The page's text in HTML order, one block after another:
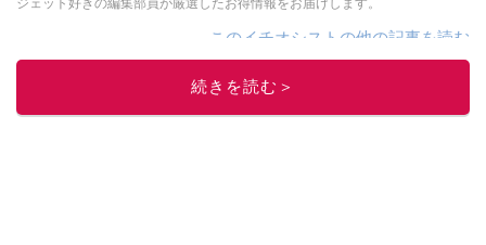
ジェット好きの編集部員が厳選したお得情報をお届けします。
このイチオシストの他の記事を読む
続きを読む＞